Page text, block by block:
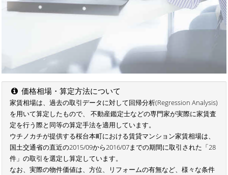
価格相場・算定方法について
家賃相場は、過去の取引データに対して回帰分析(Regression Analysis)
を用いて算定したもので、 不動産鑑定士などの専門家が実際に家賃査
定を行う際と同等の算定手法を適用しています。
ウチノカチが提供する桜台本町における賃貸マンション家賃相場は、
国土交通省の直近の2015/09から2016/07までの期間に取引された「28
件」の取引を選定し算定しています。
なお、実際の物件価値は、方位、リフォームの有無など、様々な条件